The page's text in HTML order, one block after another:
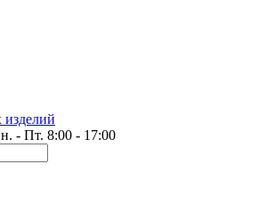
- Пт. 8:00 - 17:00